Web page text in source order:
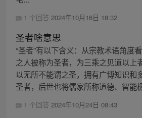
1 个回答 2024年10月16日 18:32
圣者啥意思
“圣者”有以下含义：从宗教术语角度
之人被称为圣者，为三乘之见道以上
以无所不能谓之圣，拥有广博知识和
圣者，后世也将儒家所称道德、智能
1 个回答 2024年10月24日 08:43